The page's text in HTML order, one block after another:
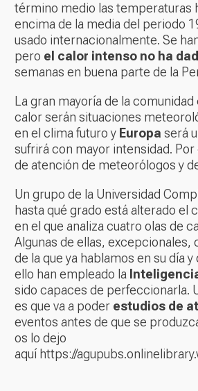
término medio las temperaturas
encima de la media del periodo
usado internacionalmente. Se
pero el calor intenso no ha
semanas en buena parte de la
La gran mayoría de la
calor serán situaciones
en el clima futuro y Europa será
sufrirá con mayor intensidad.
de atención de meteorólogos y
Un grupo de la Universidad
hasta qué grado está alterado el
en el que analiza cuatro olas de
Algunas de ellas, excepcionales,
de la que ya hablamos en su día
ello han empleado la
sido capaces de perfeccionarla.
es que va a poder estudios de
eventos antes de que se
os lo dejo
aquí https://